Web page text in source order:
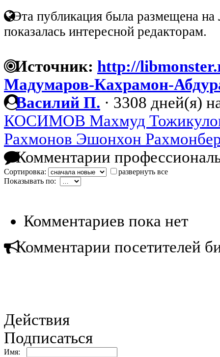
Эта публикация была размещена на
показалась интересной редакторам.
Источник: http://
Мадумаров-Кахрамон-
Вacилий П. · 3308 дней(я)
КОСИМОВ Махмуд
Рахмонов Эшонхон
Комментарии
Сортировка:
развернуть все
Показывать по:
Комментариев пока нет
Комментарии посетителей
Действия
Подписаться
Имя: